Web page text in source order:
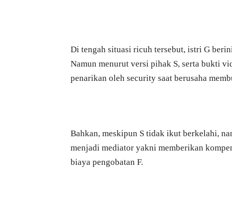
Di tengah situasi ricuh tersebut, istri G
Namun menurut versi pihak S, serta bukti
penarikan oleh security saat berusaha
Bahkan, meskipun S tidak ikut berkelahi,
menjadi mediator yakni memberikan
biaya pengobatan F.